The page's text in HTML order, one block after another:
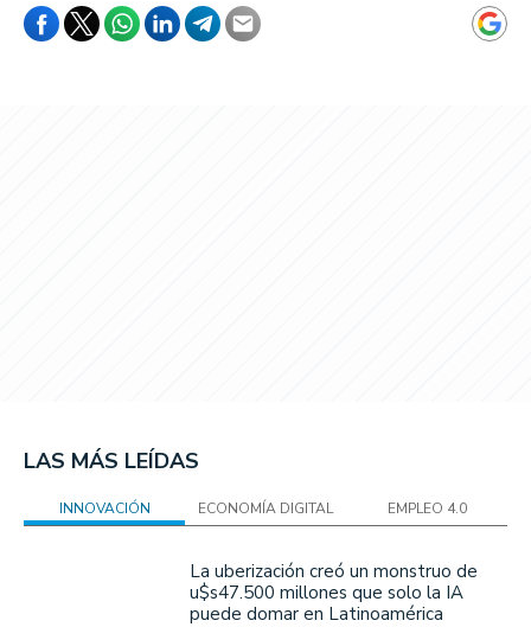
LAS MÁS LEÍDAS
INNOVACIÓN ECONOMÍA DIGITAL EMPLEO 4.0
La uberización creó un monstruo de
u$s47.500 millones que solo la IA
puede domar en Latinoamérica